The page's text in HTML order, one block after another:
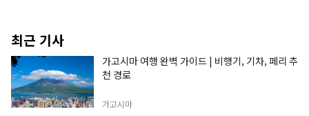
최근 기사
가고시마 여행 완벽 가이드 | 비행기, 기차, 페리 추
천 경로
가고시마